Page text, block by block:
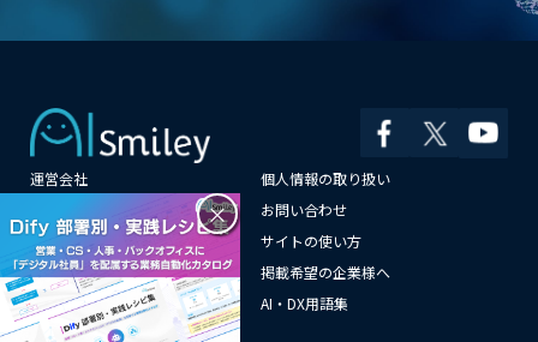
運営会社
個人情報の取り扱い
お問い合わせ
メールマガジン登録
サイトの使い方
情報提供はこちらから
掲載希望の企業様へ
AI企業一覧
AI・DX用語集
サイトマップ
×